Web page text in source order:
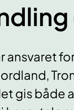
ansvaret
gis både